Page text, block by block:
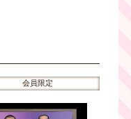
会員限定